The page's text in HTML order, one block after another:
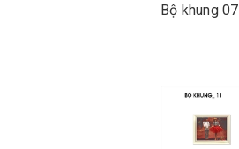
Bộ khung 07